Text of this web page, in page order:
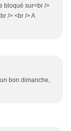
bloqué sur<br />
/> <br /> A
bon dimanche,